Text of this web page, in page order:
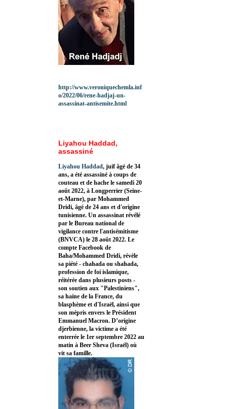
http://www.veroniquechemla.inf
o/2022/06/rene-hadjaj-un-
assassinat-antisemite.html
Liyahou Haddad,
assassiné
Liyahou Haddad, juif âgé de 34
ans, a été assassiné à coups de
couteau et de hache le samedi 20
août 2022, à Longperrier (Seine-
et-Marne), par Mohammed
Dridi, âgé de 24 ans et d'origine
tunisienne. Un assassinat révélé
par le Bureau national de
vigilance contre l'antisémitisme
(BNVCA) le 28 août 2022. Le
compte Facebook de
Baha/Mohammed Dridi, révèle
sa piété - chahada ou shahada,
profession de foi islamique,
réitérée dans plusieurs posts -
son soutien aux "Palestiniens",
sa haine de la France, du
blasphème et d'Israël, ainsi que
son mépris envers le Président
Emmanuel Macron. D’origine
djerbienne, la victime a été
enterrée le 1er septembre 2022 au
matin à Beer Sheva (Israël) où
vit sa famille.